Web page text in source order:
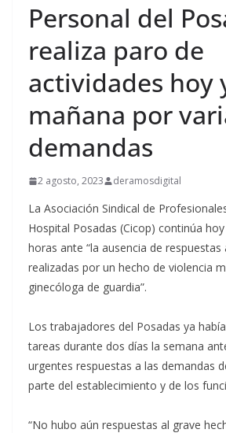
Personal del
realiza paro de
actividades hoy
mañana por
demandas
2 agosto, 2023 deramosdigital
La Asociación Sindical de
Hospital Posadas (Cicop) continúa
horas ante “la ausencia de respuestas
realizadas por un hecho de violencia
ginecóloga de guardia”.
Los trabajadores del Posadas ya
tareas durante dos días la semana
urgentes respuestas a las demandas
parte del establecimiento y de los
“No hubo aún respuestas al grave